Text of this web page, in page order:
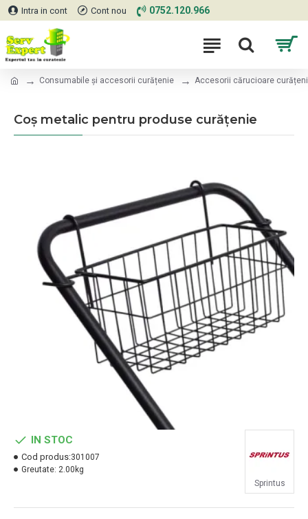
Intra in cont Cont nou 0752.120.966
Consumabile și accesorii curățenie Accesorii cărucioare
Coș metalic pentru produse curățenie
IN STOC
Cod produs:301007
Greutate: 2.00kg
Sprintus